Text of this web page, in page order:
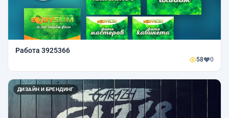
Работа 3925366
58 0
ДИЗАЙН И БРЕНДИНГ